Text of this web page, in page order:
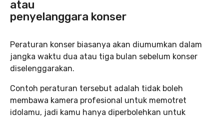
atau
penyelanggara konser
Peraturan konser biasanya akan diumumkan dalam
jangka waktu dua atau tiga bulan sebelum konser
diselenggarakan.
Contoh peraturan tersebut adalah tidak boleh
membawa kamera profesional untuk memotret
idolamu, jadi kamu hanya diperbolehkan untuk